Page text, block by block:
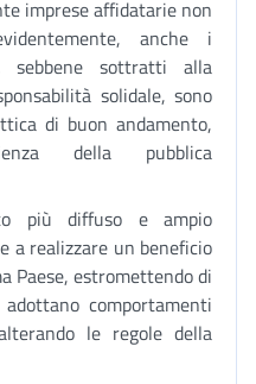
imprese affidatarie non
anche i
sebbene sottratti alla
solidale, sono
di buon andamento,
della pubblica
più diffuso e ampio
a realizzare un beneficio
Paese, estromettendo di
comportamenti
le regole della